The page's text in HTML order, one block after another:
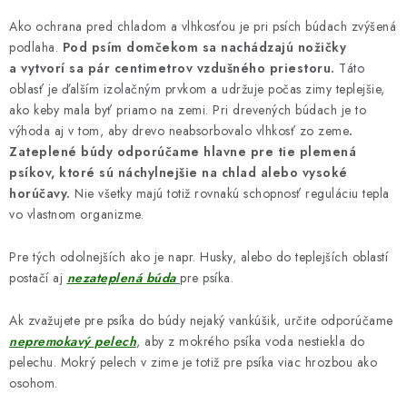
Ako ochrana pred chladom a vlhkosťou je pri psích búdach zvýšená
podlaha. Pod psím domčekom sa nachádzajú nožičky
a vytvorí sa pár centimetrov vzdušného priestoru. Táto
oblasť je ďalším izolačným prvkom a udržuje počas zimy teplejšie,
ako keby mala byť priamo na zemi. Pri drevených búdach je to
výhoda aj v tom, aby drevo neabsorbovalo vlhkosť zo zeme.
Zateplené búdy odporúčame hlavne pre tie plemená
psíkov, ktoré sú náchylnejšie na chlad alebo vysoké
horúčavy. Nie všetky majú totiž rovnakú schopnosť reguláciu tepla
vo vlastnom organizme.
Pre tých odolnejších ako je napr. Husky, alebo do teplejších oblastí
postačí aj nezateplená búda pre psíka.
Ak zvažujete pre psíka do búdy nejaký vankúšik, určite odporúčame
nepremokavý pelech, aby z mokrého psíka voda nestiekla do
pelechu. Mokrý pelech v zime je totiž pre psíka viac hrozbou ako
osohom.